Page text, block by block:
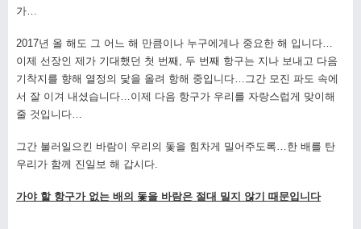
가…
2017년 올 해도 그 어느 해 만큼이나 누구에게나 중요한 해 입니다…
이제 선장인 제가 기대했던 첫 번째, 두 번째 항구는 지나 보내고 다음
기착지를 향해 열정의 닻을 올려 항해 중입니다…그간 모진 파도 속에
서 잘 이겨 내셨습니다…이제 다음 항구가 우리를 자랑스럽게 맞이해
줄 것입니다…
그간 불러일으킨 바람이 우리의 돛을 힘차게 밀어주도록…한 배를 탄
우리가 함께 진일보 해 갑시다.
가야 할 항구가 없는 배의 돛을 바람은 절대 밀지 않기 때문입니다